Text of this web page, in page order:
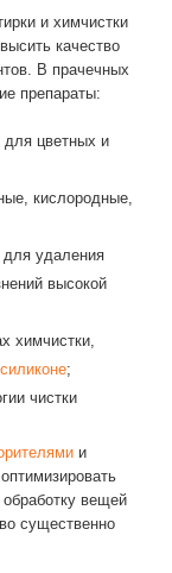
и химчистки
качество
В прачечных
препараты:
цветных и
кислородные,
удаления
высокой
химчистки,
силиконе;
чистки
и
вещей
существенно